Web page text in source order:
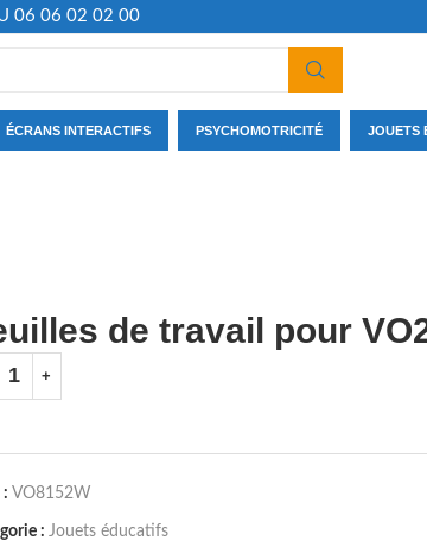
06 06 02 02 00
ÉCRANS INTERACTIFS PSYCHOMOTRICITÉ JOUETS
de travail pour
: VO8152W
: Jouets éducatifs